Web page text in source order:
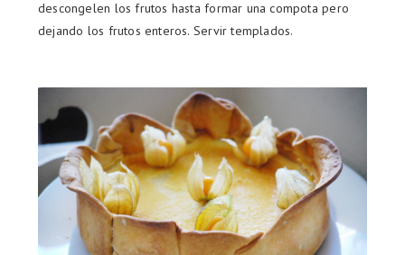
descongelen los frutos hasta formar una compota pero
dejando los frutos enteros. Servir templados.